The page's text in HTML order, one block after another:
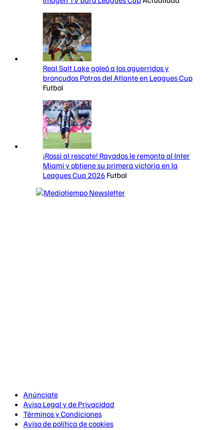
Real Salt Lake goleó a los aguerridos y
broncudos Potros del Atlante en Leagues Cup
Futbol
¡Rossi al rescate! Rayados le remonta al Inter
Miami y obtiene su primera victoria en la
Leagues Cup 2026 Futbol
Anúnciate
Aviso Legal y de Privacidad
Términos y Condiciones
Aviso de política de cookies